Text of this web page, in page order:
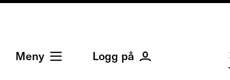
Meny Logg på